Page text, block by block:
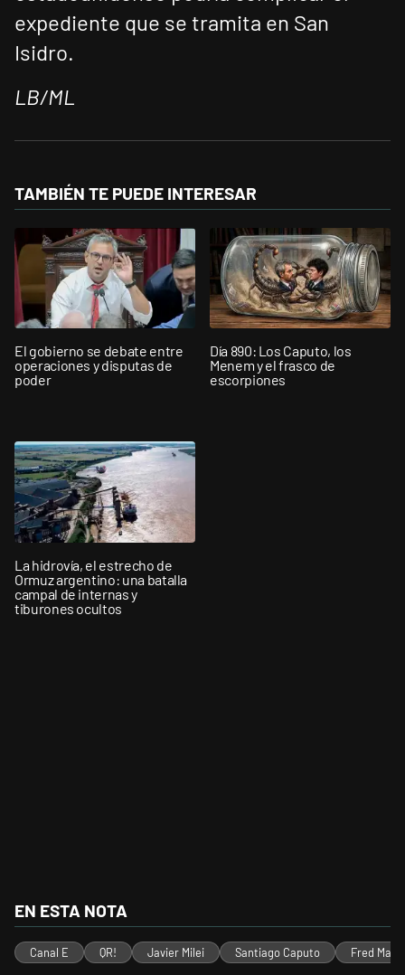
expediente que se tramita en San
Isidro.
LB/ML
TAMBIÉN TE PUEDE INTERESAR
El gobierno se debate entre
operaciones y disputas de
poder
Día 890: Los Caputo, los
Menem y el frasco de
escorpiones
La hidrovía, el estrecho de
Ormuz argentino: una batalla
campal de internas y
tiburones ocultos
EN ESTA NOTA
Canal E QR! Javier Milei Santiago Caputo Fred